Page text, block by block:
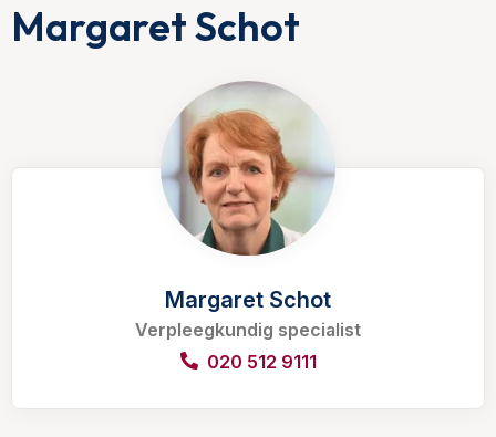
Margaret Schot
Margaret Schot
Verpleegkundig specialist
020 512 9111